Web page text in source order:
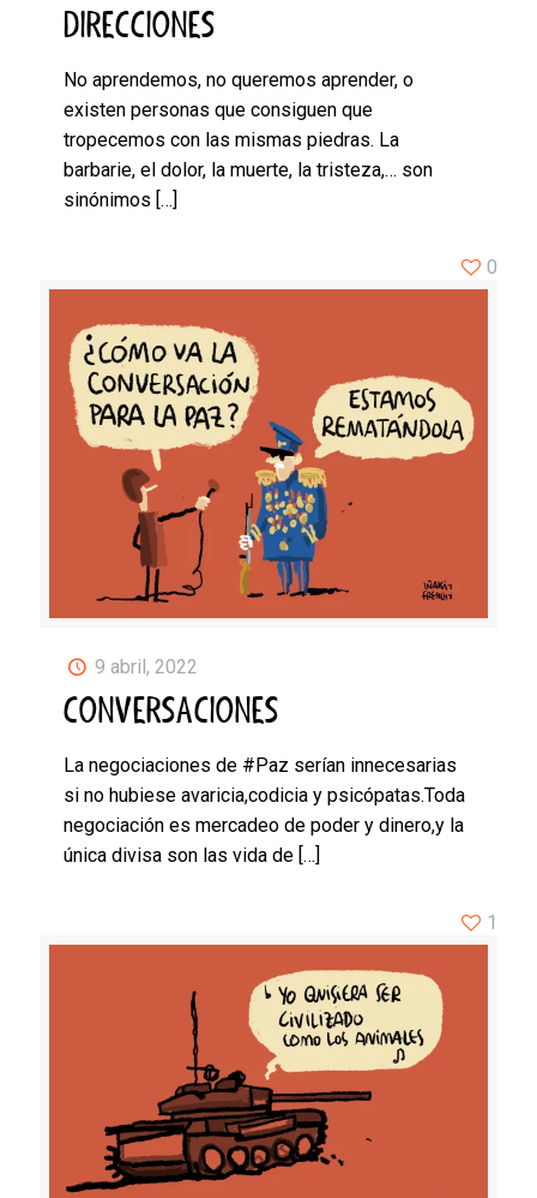
DIRECCIONES
No aprendemos, no queremos aprender, o
existen personas que consiguen que
tropecemos con las mismas piedras. La
barbarie, el dolor, la muerte, la tristeza,… son
sinónimos […]
9 abril, 2022
CONVERSACIONES
La negociaciones de #Paz serían innecesarias
si no hubiese avaricia,codicia y psicópatas.Toda
negociación es mercadeo de poder y dinero,y la
única divisa son las vida de […]
0
1